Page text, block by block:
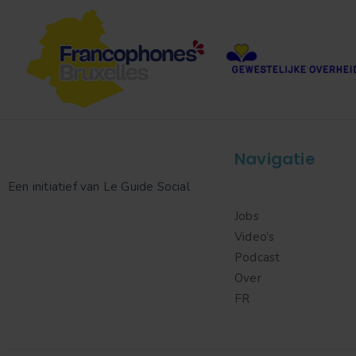
Een initiatief van Le Guide Social
Navigatie
Jobs
Video’s
Podcast
Over
FR